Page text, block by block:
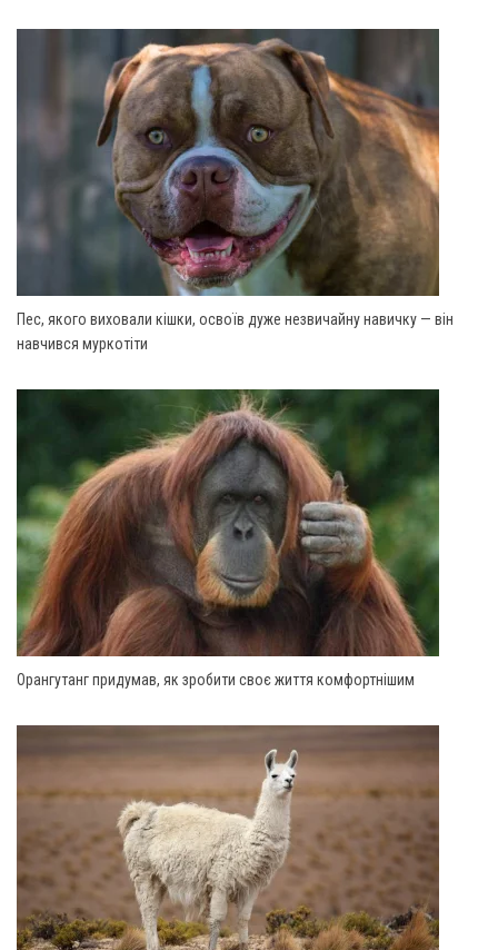
Пес, якого виховали кішки, освоїв дуже незвичайну навичку — він
навчився муркотіти
Орангутанг придумав, як зробити своє життя комфортнішим